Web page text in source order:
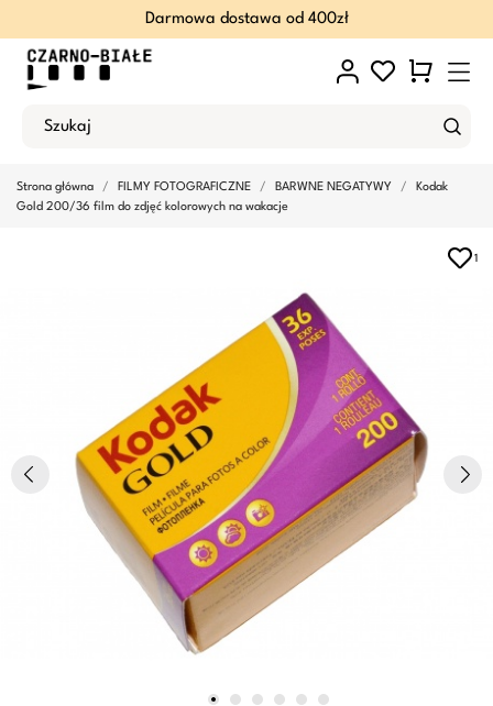
Darmowa dostawa od 400zł
Strona główna FILMY FOTOGRAFICZNE BARWNE NEGATYWY
Kodak
Gold 200/36 film do zdjęć kolorowych na wakacje
1